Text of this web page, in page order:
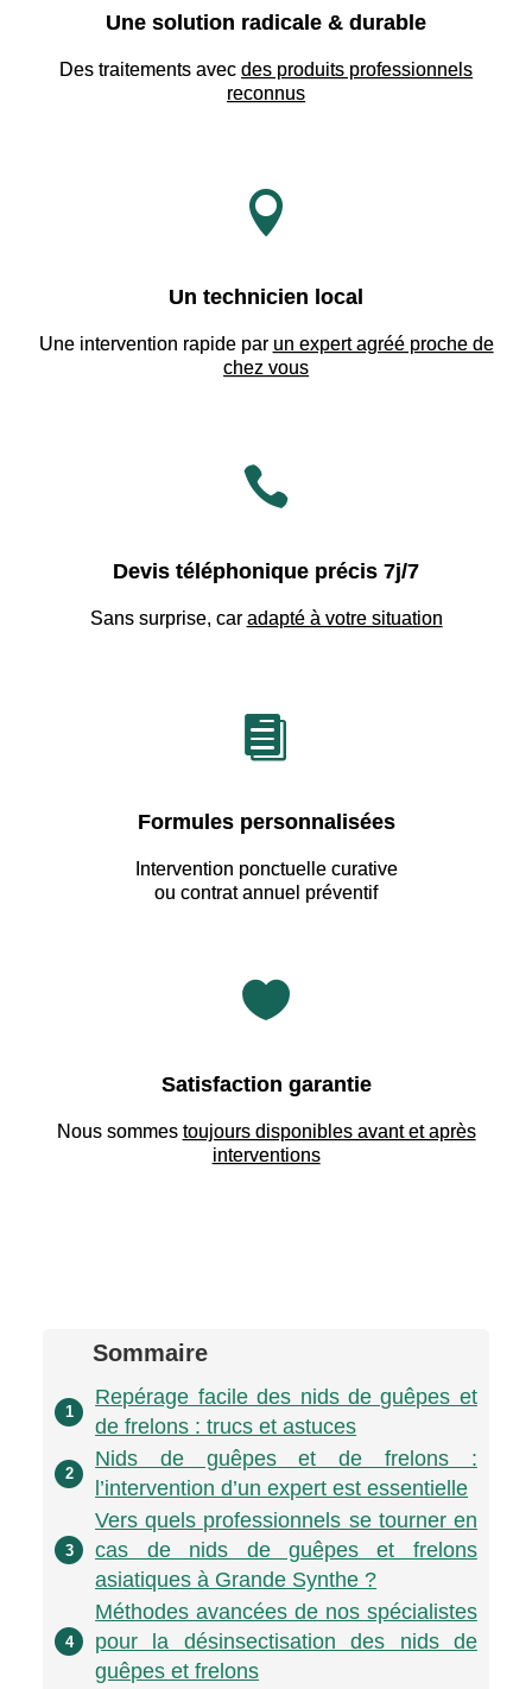
Une solution radicale & durable
Des traitements avec des produits professionnels
reconnus

Un technicien local
Une intervention rapide par un expert agréé proche de
chez vous

Devis téléphonique précis 7j/7
Sans surprise, car adapté à votre situation

Formules personnalisées
Intervention ponctuelle curative
ou contrat annuel préventif

Satisfaction garantie
Nous sommes toujours disponibles avant et après
interventions
Sommaire
1
Repérage facile des nids de guêpes et
de frelons : trucs et astuces
2
Nids de guêpes et de frelons :
l’intervention d’un expert est essentielle
3
Vers quels professionnels se tourner en
cas de nids de guêpes et frelons
asiatiques à Grande Synthe ?
4
Méthodes avancées de nos spécialistes
pour la désinsectisation des nids de
guêpes et frelons